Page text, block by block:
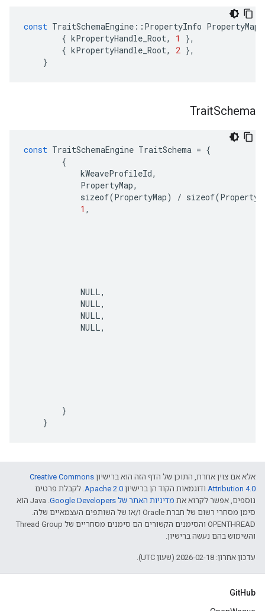
const TraitSchemaEngine :: PropertyInfo PropertyMap
{ kPropertyHandle_Root, 1
},
{ kPropertyHandle_Root, 2 },
}
TraitSchema
const TraitSchemaEngine TraitSchema = {
{
kWeaveProfileId,
PropertyMap,
sizeof(PropertyMap) / sizeof(
1 ,
NULL,
NULL,
NULL,
NULL,
}
}
אלא אם צוין אחרת, התוכן של הדף הזה הוא ברישיון Creative Commons
Attribution 4.0‏ ודוגמאות הקוד הן ברישיון Apache 2.0‏. לקבלת פרטים
נוספים, אפשר לקרוא את מדיניות האתר של Google Developers‏
.‏ Java הוא
סימן מסחרי רשום של חברת Oracle ו/או של השותפים העצמאיים שלה.
‫OPENTHREAD והסימנים הקשורים הם סימנים מסחריים של Thread Group
והשימוש בהם נעשה ברישיון.
עדכון אחרון: 2026-02-18 (שעון UTC).
GitHub